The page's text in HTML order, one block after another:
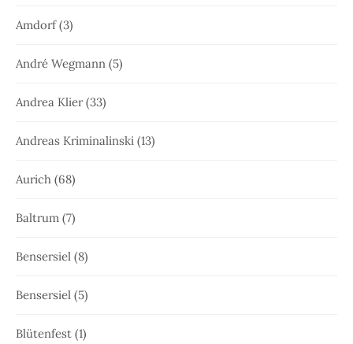
Amdorf(3)
André Wegmann (5)
Andrea Klier(33)
Andreas Kriminalinski (13)
Aurich (68)
Baltrum (7)
Bensersiel (8)
Bensersiel (5)
Blütenfest (1)